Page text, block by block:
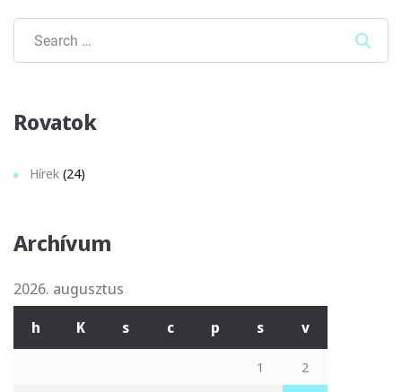
Rovatok
Hírek (24)
Archívum
2026. augusztus
h K s c p s v
1
2